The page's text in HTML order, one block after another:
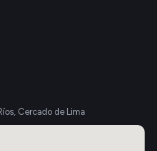
Cercado de Lima